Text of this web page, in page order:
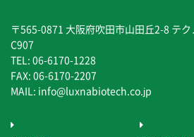
〒565-0871 大阪府吹田市山田丘2-8 テ
C907
TEL: 06-6170-1228
FAX: 06-6170-2207
MAIL: info@luxnabiotech.co.jp